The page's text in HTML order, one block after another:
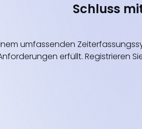
Schluss
umfassenden
erfüllt. Registrieren